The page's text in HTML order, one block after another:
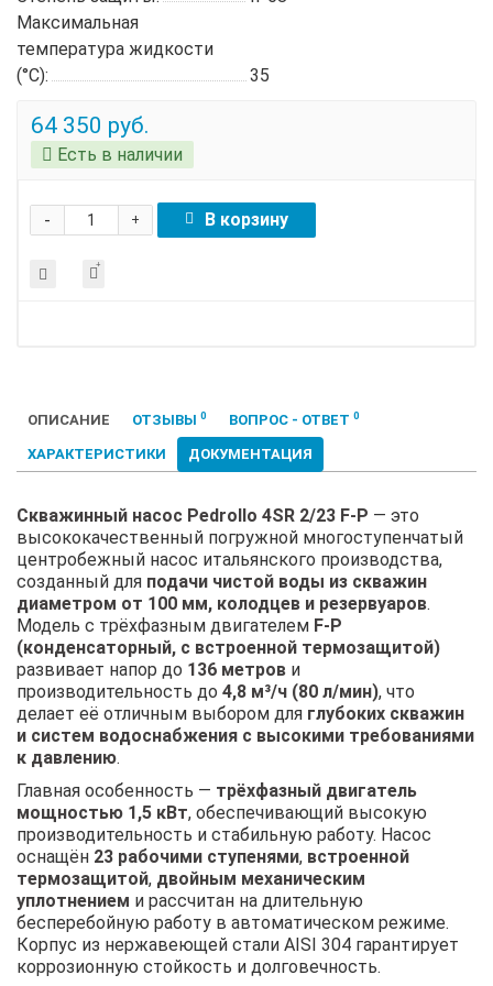
Максимальная
температура жидкости
(°C):
35
64 350 руб.
Есть в наличии
+
- В корзину
ОПИСАНИЕ ОТЗЫВЫ 0 ВОПРОС - ОТВЕТ 0
ХАРАКТЕРИСТИКИ ДОКУМЕНТАЦИЯ
Скважинный насос Pedrollo 4SR 2/23 F-P — это
высококачественный погружной многоступенчатый
центробежный насос итальянского производства,
созданный для подачи чистой воды из скважин
диаметром от 100 мм, колодцев и резервуаров.
Модель с трёхфазным двигателем F-P
(конденсаторный, с встроенной термозащитой)
развивает напор до 136 метров и
производительность до 4,8 м³/ч (80 л/мин), что
делает её отличным выбором для глубоких скважин
и систем водоснабжения с высокими требованиями
к давлению.
Главная особенность — трёхфазный двигатель
мощностью 1,5 кВт, обеспечивающий высокую
производительность и стабильную работу. Насос
оснащён 23 рабочими ступенями, встроенной
термозащитой, двойным механическим
уплотнением и рассчитан на длительную
бесперебойную работу в автоматическом режиме.
Корпус из нержавеющей стали AISI 304 гарантирует
коррозионную стойкость и долговечность.